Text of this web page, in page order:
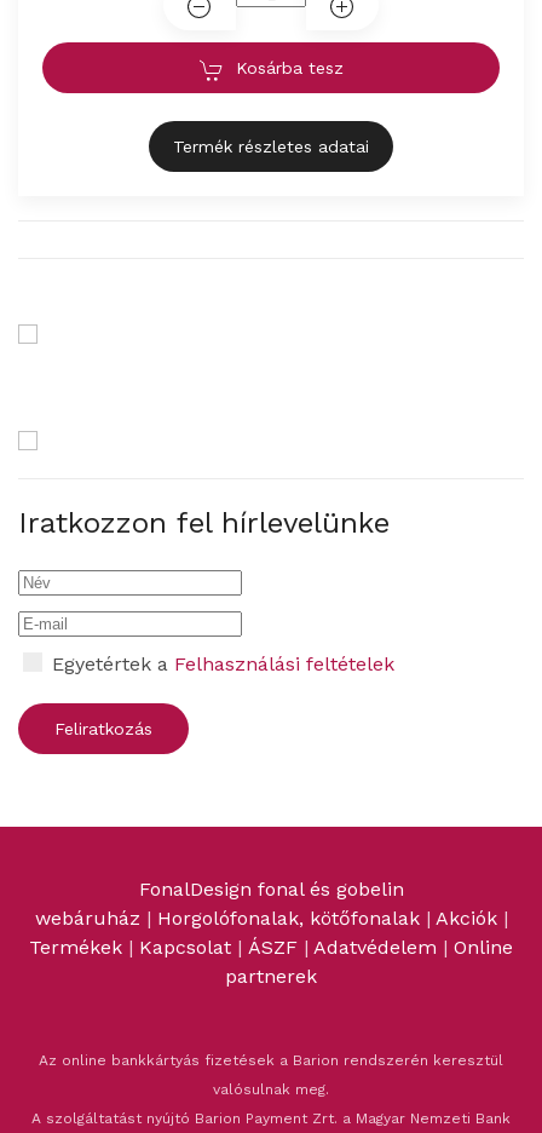
Iratkozzon fel hírlevelünke
Egyetértek a Felhasználási feltételek
Kosárba tesz
Termék részletes adatai
FonalDesign fonal és gobelin
webáruház | Horgolófonalak, kötőfonalak| Akciók|
Termékek | Kapcsolat | ÁSZF | Adatvédelem | Online
partnerek
Az online bankkártyás fizetések a Barion rendszerén keresztül
valósulnak meg.
A szolgáltatást nyújtó Barion Payment Zrt. a Magyar Nemzeti Bank